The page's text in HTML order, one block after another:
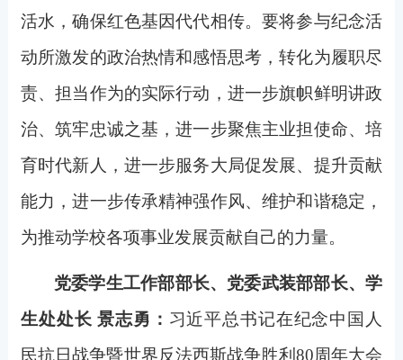
活水，确保红色基因代代相传。要将参与纪念活
动所激发的政治热情和感悟思考，转化为履职尽
责、担当作为的实际行动，进一步旗帜鲜明讲政
治、筑牢忠诚之基，进一步聚焦主业担使命、培
育时代新人，进一步服务大局促发展、提升贡献
能力，进一步传承精神强作风、维护和谐稳定，
为推动学校各项事业发展贡献自己的力量。
党委学生工作部部长、党委武装部部长、学
生处处长 景志勇： 习近平总书记在纪念中国人
民抗日战争暨世界反法西斯战争胜利80周年大会